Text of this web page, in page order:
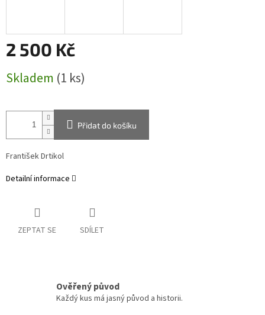
2 500 Kč
cena:
Skladem (1 ks)
Přidat do košíku
František Drtikol
Detailní informace
ZEPTAT SE SDÍLET
Ověřený původ
Každý kus má jasný původ a historii.